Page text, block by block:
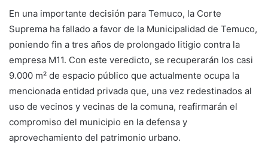
En una importante decisión para Temuco, la Corte
Suprema ha fallado a favor de la Municipalidad de Temuco,
poniendo fin a tres años de prolongado litigio contra la
empresa M11. Con este veredicto, se recuperarán los casi
9.000 m² de espacio público que actualmente ocupa la
mencionada entidad privada que, una vez redestinados al
uso de vecinos y vecinas de la comuna, reafirmarán el
compromiso del municipio en la defensa y
aprovechamiento del patrimonio urbano.